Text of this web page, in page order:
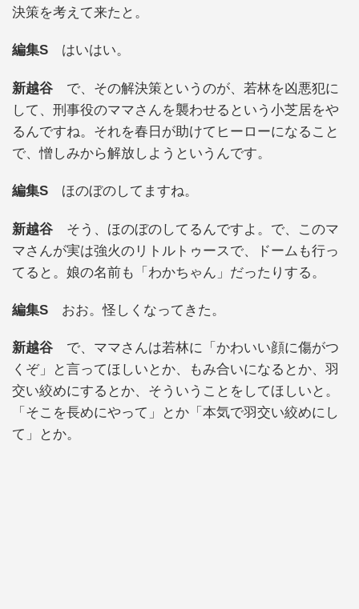
決策を考えて来たと。
編集S はいはい。
新越谷 で、その解決策というのが、若林を凶悪犯に
して、刑事役のママさんを襲わせるという小芝居をや
るんですね。それを春日が助けてヒーローになること
で、憎しみから解放しようというんです。
編集S ほのぼのしてますね。
新越谷 そう、ほのぼのしてるんですよ。で、このマ
マさんが実は強火のリトルトゥースで、ドームも行っ
てると。娘の名前も「わかちゃん」だったりする。
編集S おお。怪しくなってきた。
新越谷 で、ママさんは若林に「かわいい顔に傷がつ
くぞ」と言ってほしいとか、もみ合いになるとか、羽
交い絞めにするとか、そういうことをしてほしいと。
「そこを長めにやって」とか「本気で羽交い絞めにし
て」とか。